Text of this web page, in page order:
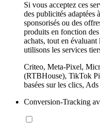
Si vous acceptez ces
des publicités adaptées
sponsorisés ou des
produits en fonction
achats, tout en
utilisons les services
Criteo, Meta-Pixel,
(RTBHouse), TikTok
basées sur les clics,
Conversion-Tracking